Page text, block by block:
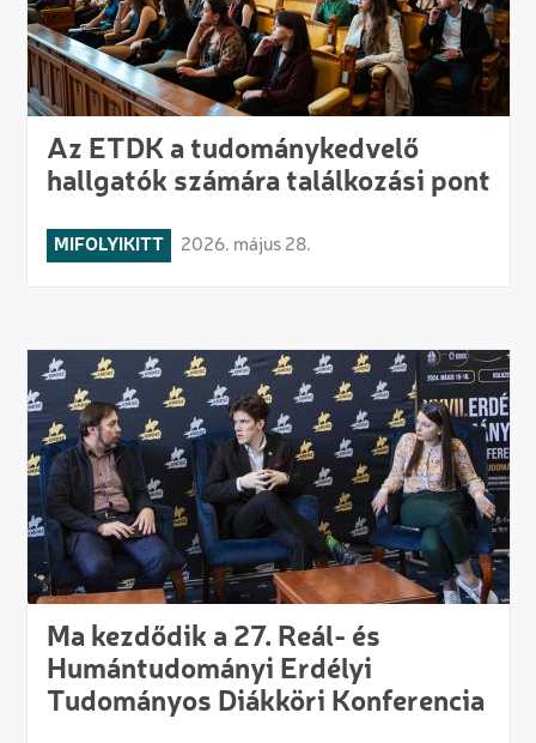
Az ETDK a tudománykedvelő
hallgatók számára találkozási pont
MIFOLYIKITT 2026. május 28.
Ma kezdődik a 27. Reál- és
Humántudományi Erdélyi
Tudományos Diákköri Konferencia